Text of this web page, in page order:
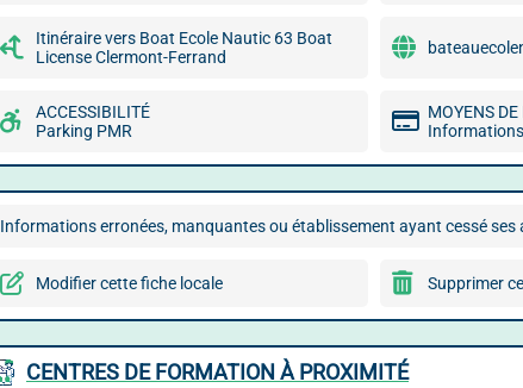
Itinéraire vers Boat Ecole Nautic 63 Boat
License Clermont-Ferrand
ACCESSIBILITÉ
Parking PMR
MOYENS
Informations erronées, manquantes ou établissement ayant cessé ses
Modifier cette fiche locale Supprimer
CENTRES DE FORMATION À PROXIMITÉ